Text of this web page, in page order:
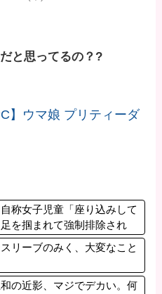
と思ってるの？?
】ウマ娘 プリティーダ
称女子児童「座り込みして
を掴まれて強制排除され
なった方を追悼する場で
原爆を落としたのは日本で
リーブのみく、大変なこと
の近影、マジでデカい。何